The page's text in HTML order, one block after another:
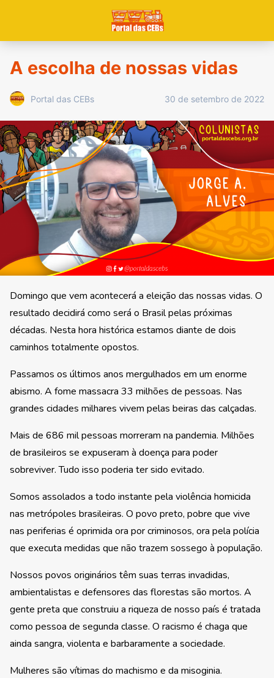
A escolha de nossas vidas
Portal das CEBs 30 de setembro de 2022
Domingo que vem acontecerá a eleição das nossas vidas. O
resultado decidirá como será o Brasil pelas próximas
décadas. Nesta hora histórica estamos diante de dois
caminhos totalmente opostos.
Passamos os últimos anos mergulhados em um enorme
abismo. A fome massacra 33 milhões de pessoas. Nas
grandes cidades milhares vivem pelas beiras das calçadas.
Mais de 686 mil pessoas morreram na pandemia. Milhões
de brasileiros se expuseram à doença para poder
sobreviver. Tudo isso poderia ter sido evitado.
Somos assolados a todo instante pela violência homicida
nas metrópoles brasileiras. O povo preto, pobre que vive
nas periferias é oprimida ora por criminosos, ora pela polícia
que executa medidas que não trazem sossego à população.
Nossos povos originários têm suas terras invadidas,
ambientalistas e defensores das florestas são mortos. A
gente preta que construiu a riqueza de nosso país é tratada
como pessoa de segunda classe. O racismo é chaga que
ainda sangra, violenta e barbaramente a sociedade.
Mulheres são vítimas do machismo e da misoginia.